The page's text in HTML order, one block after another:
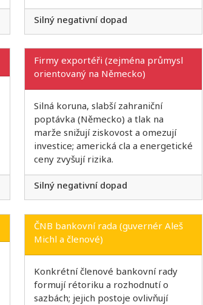
Silný negativní dopad
Firmy exportéři (zejména průmysl
orientovaný na Německo)
Silná koruna, slabší zahraniční
poptávka (Německo) a tlak na
marže snižují ziskovost a omezují
investice; americká cla a energetické
ceny zvyšují rizika.
Silný negativní dopad
ČNB bankovní rada (guvernér Aleš
Michl a členové)
Konkrétní členové bankovní rady
formují rétoriku a rozhodnutí o
sazbách; jejich postoje ovlivňují